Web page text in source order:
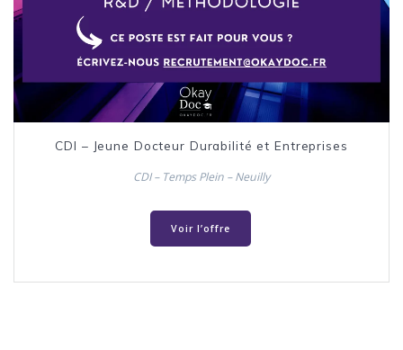
CDI – Jeune Docteur Durabilité et Entreprises
CDI – Temps Plein – Neuilly
Voir l’offre